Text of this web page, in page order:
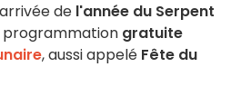
de l'année du Serpent
programmation gratuite
, aussi appelé Fête du